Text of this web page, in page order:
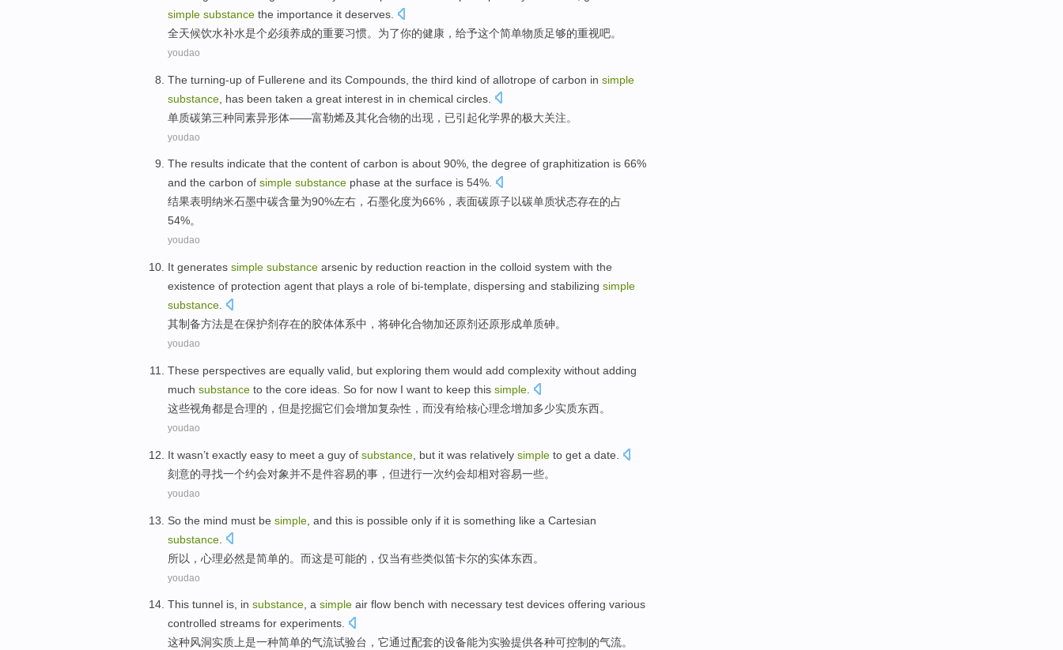
simple substance the importance it deserves
全天候饮水补水是个必须养成的重要习惯。 为了你的健康 ， 给予这个简单物质足够的重视吧。
youdao
The turning-up of Fullerene and its Compounds the third kind of allotrope of carbon in simple
substance has been taken a great interest in in chemical circles
单质碳第三种同素异形体——富勒烯及其化合物的出现， 已引起化学界的极大关注。
youdao
The results indicate that the content of carbon is about 90%, the degree of graphitization is 66%
and the carbon of simple substance phase at the surface is 54%.
结果表明纳米石墨中碳含量为90%左右 ，石墨化度为66%， 表面碳原子以碳单质状态存在的占
54%。
youdao
It generates simple substance arsenic by reduction reaction in the colloid system with the
existence of protection agent that plays a role of bi-template, dispersing and stabilizing simple
substance
其制备方法是在保护剂存在的胶体体系中 ，将砷化合物加还原剂还原形成单质砷。
youdao
These perspectives are equally valid but exploring them would add complexity without adding
much substance to the core ideas . So for now I want to keep this simple
这些视角都是合理的， 但是挖掘它们会增加复杂性 ， 而没有给核心理念增加多少实质东西。
youdao
It wasn’t exactly easy to meet a guy of substance but it was relatively simple to get a date
刻意的寻找一个约会对象并不是件容易的事， 但进行一次约会却相对容易一些。
youdao
So the mind must be simple and this is possible only if it is something like a Cartesian
substance
所以 ， 心理必然是简单的。 而这是可能的 ， 仅当有些类似笛卡尔的实体东西。
youdao
This tunnel is, in substance, a simple air flow bench with necessary test devices offering various
controlled streams for experiments.
这种风洞实质上是一种简单的气流试验台 ，它通过配套的设备能为实验提供各种可控制 的气流。